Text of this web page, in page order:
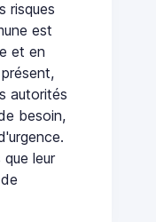
risques
est
et en
autorités
besoin,
leur